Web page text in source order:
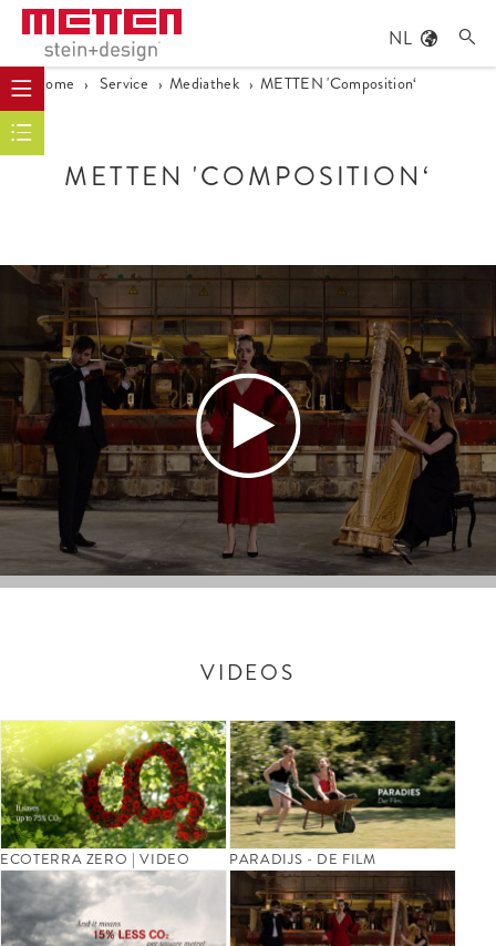
NL 
Home › Service › Mediathek › METTEN 'Composition‘
METTEN 'COMPOSITION‘
VIDEOS
ECOTERRA ZERO | VIDEO PARADIJS - DE FILM